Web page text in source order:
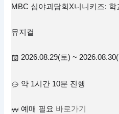
MBC 심야괴담회X니니키즈:
뮤지컬
2026.08.29(토) ~
약 1시간 10분 진행
예매 필요 바로가기